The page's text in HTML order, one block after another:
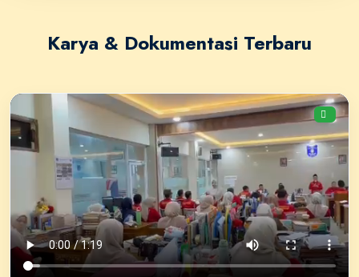
Karya & Dokumentasi Terbaru